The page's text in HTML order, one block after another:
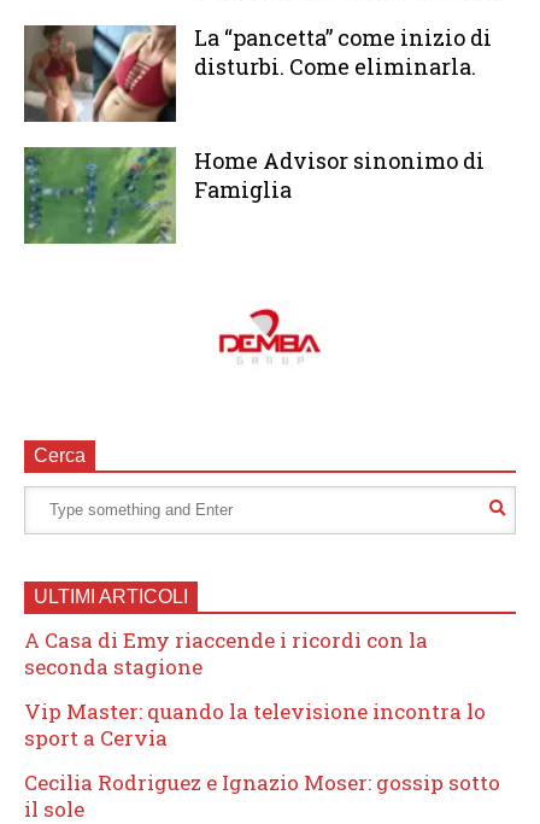
La “pancetta” come inizio di
disturbi. Come eliminarla.
Home Advisor sinonimo di
Famiglia
Cerca
ULTIMI ARTICOLI
A Casa di Emy riaccende i ricordi con la
seconda stagione
Vip Master: quando la televisione incontra lo
sport a Cervia
Cecilia Rodriguez e Ignazio Moser: gossip sotto
il sole